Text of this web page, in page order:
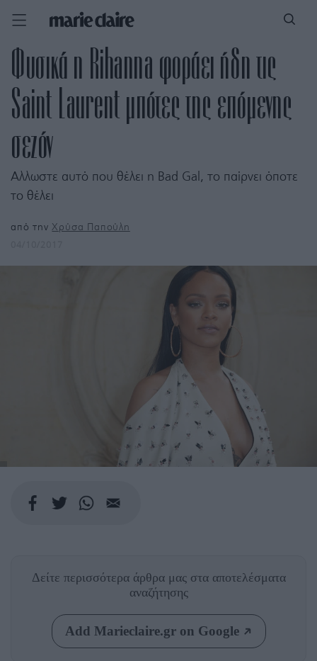
Φυσικά η Rihanna φοράει ήδη τις
Saint Laurent μπότες της επόμενης
σεζόν
Αλλωστε αυτό που θέλει η Bad Gal, το παίρνει όποτε
το θέλει
από τηνΧρύσα Παπούλη
Δείτε περισσότερα άρθρα μας στα αποτελέσματα
αναζήτησης
Add Marieclaire.gr on Google